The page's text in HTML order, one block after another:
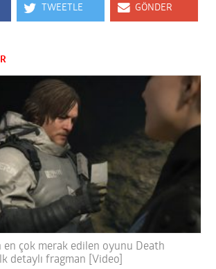
TWEETLE GÖNDER
en çok merak edilen oyunu Death
detaylı fragman [Video]